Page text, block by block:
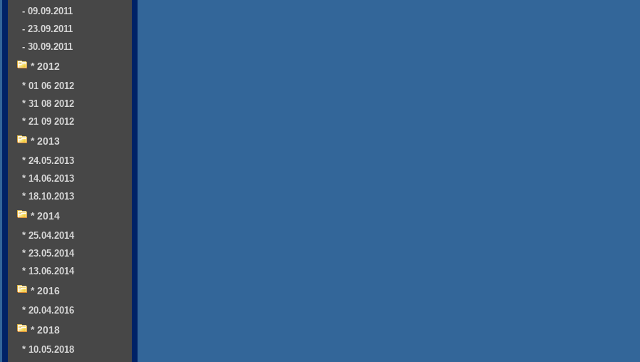
- 09.09.2011
- 23.09.2011
- 30.09.2011
* 2012
* 01 06 2012
* 31 08 2012
* 21 09 2012
* 2013
* 24.05.2013
* 14.06.2013
* 18.10.2013
* 2014
* 25.04.2014
* 23.05.2014
* 13.06.2014
* 2016
* 20.04.2016
* 2018
* 10.05.2018